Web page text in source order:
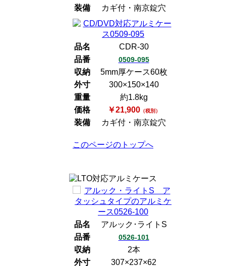
装備 カギ付・南京錠穴
品名
CDR-30
品番
0509-095
収納
5mm厚ケース60枚
外寸
300×150×140
重量
約1.8kg
価格
￥21,900（税別）
装備 カギ付・南京錠穴
このページのトップへ
品名
アルック･ライトS
品番
0526-101
収納
2本
外寸
307×237×62